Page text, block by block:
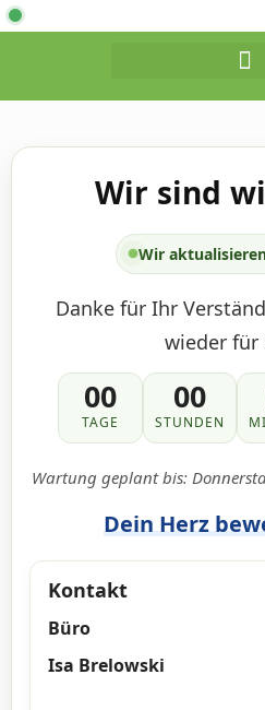
Wir sind
Wir
Danke für Ihr
wieder für
00
TAGE
00
STUNDEN
Wartung geplant bis:
Dein Herz
Kontakt
Büro
Isa Brelowski